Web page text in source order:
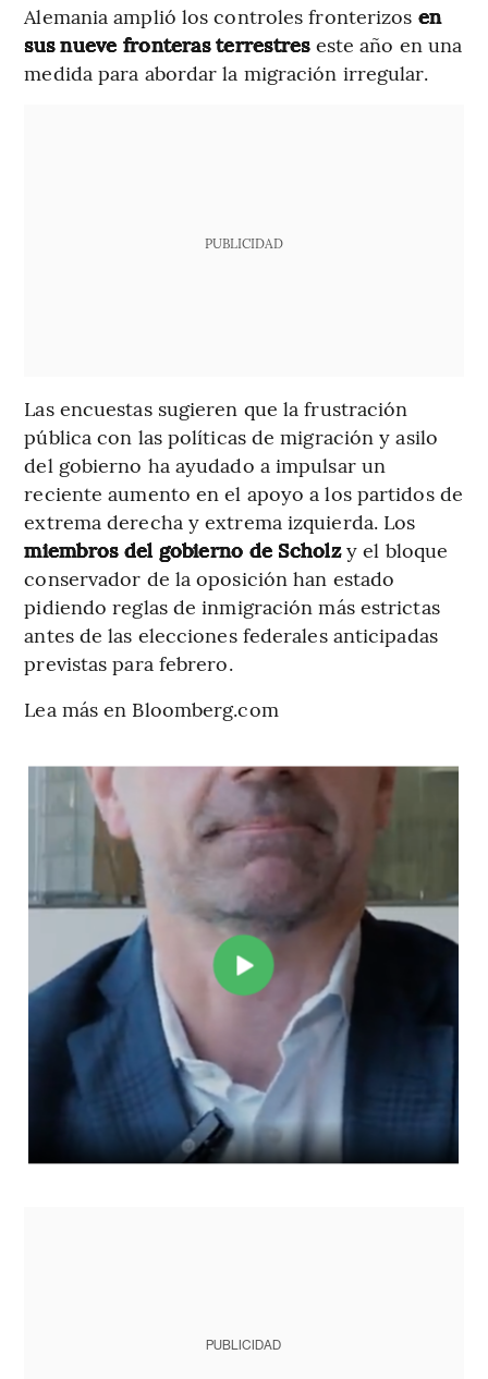
Alemania amplió los controles fronterizos en
sus nueve fronteras terrestreseste año en una
medida para abordar la migración irregular.
PUBLICIDAD
Las encuestas sugieren que la frustración
pública con las políticas de migración y asilo
del gobierno ha ayudado a impulsar un
reciente aumento en el apoyo a los partidos de
extrema derecha y extrema izquierda. Los
miembros del gobierno de Scholzy el bloque
conservador de la oposición han estado
pidiendo reglas de inmigración más estrictas
antes de las elecciones federales anticipadas
previstas para febrero.
Lea más en Bloomberg.com
PUBLICIDAD